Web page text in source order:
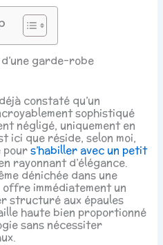
garde-robe
constaté qu’un
sophistiqué
négligé, uniquement en
ici que réside, selon moi,
pours’habiller avec un petit
rayonnant d’élégance.
dénichée dans une
immédiatement un
structuré aux épaules
haute bien proportionné
sans nécessiter